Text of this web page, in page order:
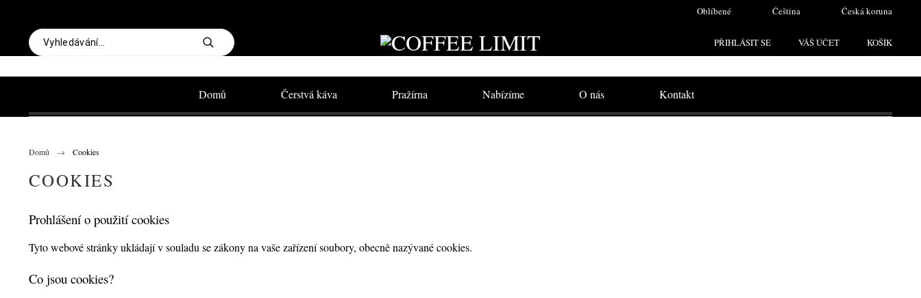
Oblíbené Čeština Česká koruna
PŘIHLÁSIT SE VÁŠ ÚČET KOŠÍK
Domů Čerstvá káva Pražírna Nabízíme O nás Kontakt
Domů Cookies
COOKIES
Prohlášení o použití cookies
Tyto webové stránky ukládají v souladu se zákony na vaše zařízení soubory, obecně nazývané cookies.
Co jsou cookies?